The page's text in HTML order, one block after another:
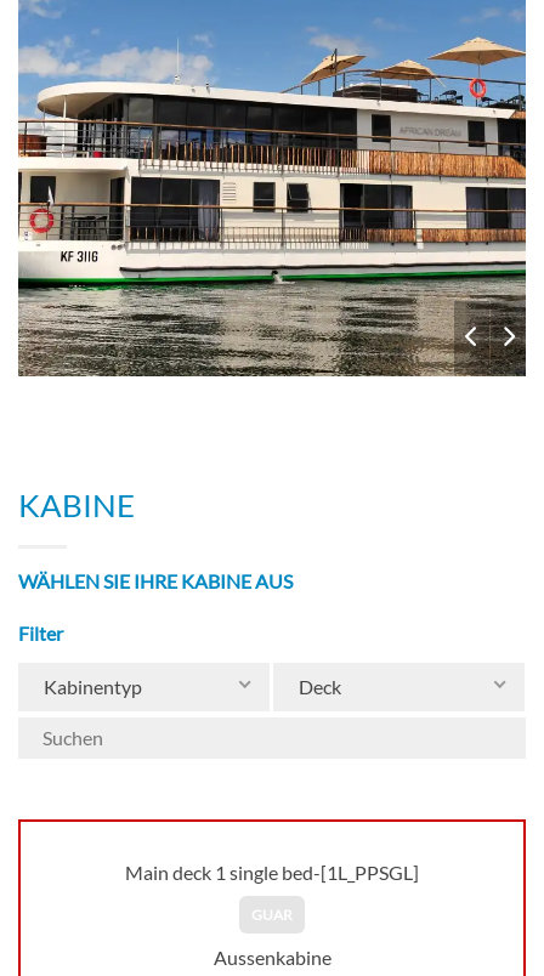
KABINE
WÄHLEN SIE IHRE KABINE AUS
Filter
Kabinentyp Deck
Main deck 1 single bed-[1L_PPSGL]
GUAR
Aussenkabine